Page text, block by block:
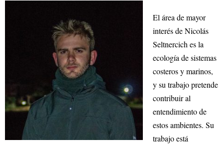
El área de mayor
interés de Nicolás
Seltnercich es la
ecología de sistemas
costeros y marinos,
y su trabajo pretende
contribuir al
entendimiento de
estos ambientes. Su
trabajo está